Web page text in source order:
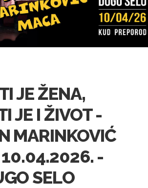
JE ŽENA,
JE I ŽIVOT -
MARINKOVIĆ
-
SELO